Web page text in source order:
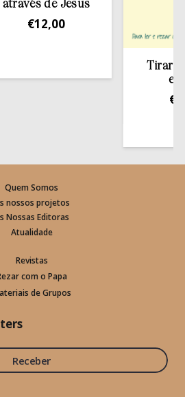
de Jesus
12,00
Tirar a
estante
13,50
Quem Somos
nossos projetos
Nossas Editoras
Atualidade
Revistas
com o Papa
de Grupos
Receber